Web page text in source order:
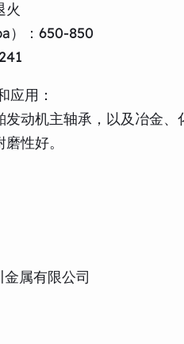
火
）：650-850
应用：
发动机主轴承，以及冶金
性好。
属有限公司